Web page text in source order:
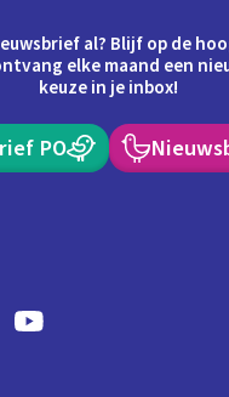
al? Blijf op de
elke maand een
keuze in je inbox!
PO